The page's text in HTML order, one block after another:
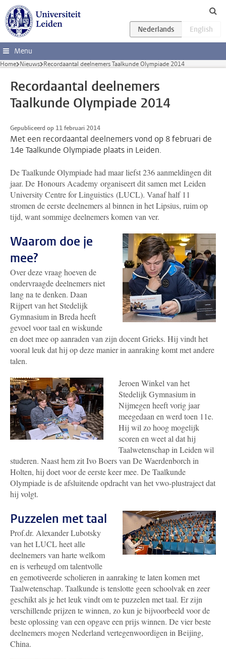
Ga direct naar de inhoud
Menu
Home Nieuws Recordaantal deelnemers Taalkunde Olympiade 2014
Recordaantal deelnemers
Taalkunde Olympiade 2014
Gepubliceerd op 11 februari 2014
Met een recordaantal deelnemers vond op 8 februari de
14e Taalkunde Olympiade plaats in Leiden.
De Taalkunde Olympiade had maar liefst 236 aanmeldingen dit
jaar. De Honours Academy organiseert dit samen met Leiden
University Centre for Linguistics (LUCL). Vanaf half 11
stromen de eerste deelnemers al binnen in het Lipsius, ruim op
tijd, want sommige deelnemers komen van ver.
Waarom doe je
mee?
Over deze vraag hoeven de
ondervraagde deelnemers niet
lang na te denken. Daan
Rijpert van het Stedelijk
Gymnasium in Breda heeft
gevoel voor taal en wiskunde
en doet mee op aanraden van zijn docent Grieks. Hij vindt het
vooral leuk dat hij op deze manier in aanraking komt met andere
talen.
Jeroen Winkel van het
Stedelijk Gymnasium in
Nijmegen heeft vorig jaar
meegedaan en werd toen 11e.
Hij wil zo hoog mogelijk
scoren en weet al dat hij
Taalwetenschap in Leiden wil
studeren. Naast hem zit Ivo Boers van De Waerdenborch in
Holten, hij doet voor de eerste keer mee. De Taalkunde
Olympiade is de afsluitende opdracht van het vwo-plustraject dat
hij volgt.
Puzzelen met taal
Prof.dr. Alexander Lubotsky
van het LUCL heet alle
deelnemers van harte welkom
en is verheugd om talentvolle
en gemotiveerde scholieren in aanraking te laten komen met
Taalwetenschap. Taalkunde is tenslotte geen schoolvak en zeer
geschikt als je het leuk vindt om te puzzelen met taal. Er zijn
verschillende prijzen te winnen, zo kun je bijvoorbeeld voor de
beste oplossing van een opgave een prijs winnen. De vier beste
deelnemers mogen Nederland vertegenwoordigen in Beijing,
China.